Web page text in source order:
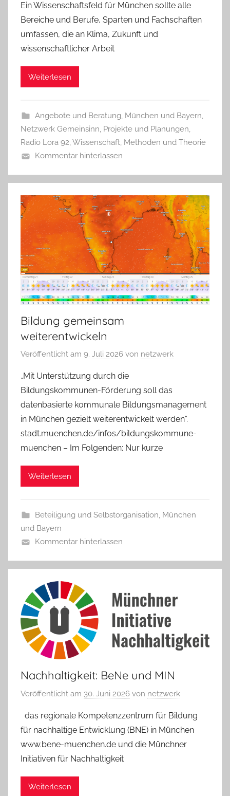
Ein Wissenschaftsfeld für München sollte alle
Bereiche und Berufe, Sparten und Fachschaften
umfassen, die an Klima, Zukunft und
wissenschaftlicher Arbeit
Weiterlesen
Angebote und Beratung, München und Bayern,
Netzwerk Gemeinsinn, Projekte und Planungen,
Radio Lora 92,Wissenschaft, Methoden und Theorie
Kommentar hinterlassen
Bildung gemeinsam
weiterentwickeln
Veröffentlicht am 9. Juli 2026 von netzwerk
„Mit Unterstützung durch die
Bildungskommunen-Förderung soll das
datenbasierte kommunale Bildungsmanagement
in München gezielt weiterentwickelt werden“.
stadt.muenchen.de/infos/bildungskommune-
muenchen – Im Folgenden: Nur kurze
Weiterlesen
Beteiligung und Selbstorganisation, München
und Bayern
Kommentar hinterlassen
Nachhaltigkeit: BeNe und MIN
Veröffentlicht am 30. Juni 2026 von netzwerk
das regionale Kompetenzzentrum für Bildung
für nachhaltige Entwicklung (BNE) in München
www.bene-muenchen.de und die Münchner
Initiativen für Nachhaltigkeit
Weiterlesen